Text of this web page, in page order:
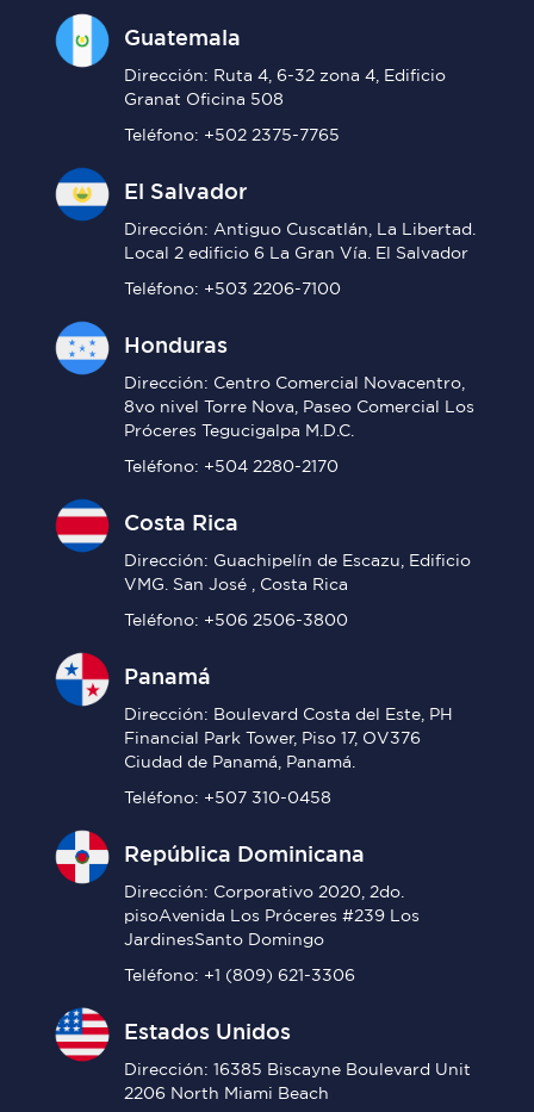
Guatemala
Dirección: Ruta 4, 6-32 zona 4, Edificio
Granat Oficina 508
Teléfono: +502 2375-7765
El Salvador
Dirección: Antiguo Cuscatlán, La Libertad.
Local 2 edificio 6 La Gran Vía. El Salvador
Teléfono: +503 2206-7100
Honduras
Dirección: Centro Comercial Novacentro,
8vo nivel Torre Nova, Paseo Comercial Los
Próceres Tegucigalpa M.D.C.
Teléfono: +504 2280-2170
Costa Rica
Dirección: Guachipelín de Escazu, Edificio
VMG. San José , Costa Rica
Teléfono: +506 2506-3800
Panamá
Dirección: Boulevard Costa del Este, PH
Financial Park Tower, Piso 17, OV376
Ciudad de Panamá, Panamá.
Teléfono: +507 310-0458
República Dominicana
Dirección: Corporativo 2020, 2do.
pisoAvenida Los Próceres #239 Los
JardinesSanto Domingo
Teléfono: +1 (809) 621-3306
Estados Unidos
Dirección: 16385 Biscayne Boulevard Unit
2206 North Miami Beach